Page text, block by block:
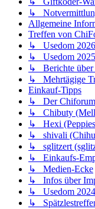
↳
Allgemeine
Treffen von
↳ Usedom 2026
↳ Usedom 2025
↳ Berichte über
↳ Mehrtägige
Einkauf-Tipps
↳ Der
↳ Chibuty
↳ Hexi
↳ shivali
↳ sglitzert
↳ Einkaufs-
↳ Medien-Ecke
↳ Infos über
↳ Usedom 2024
↳